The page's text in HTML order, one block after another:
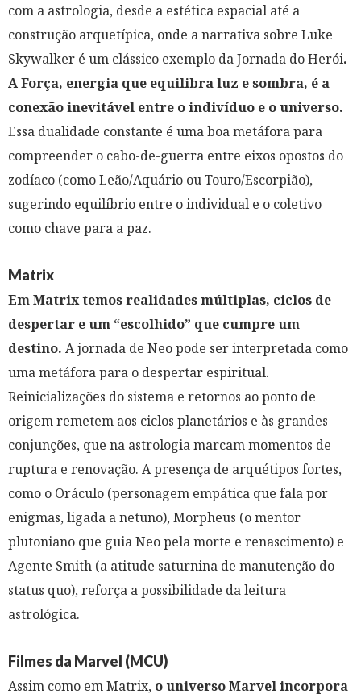
com a astrologia, desde a estética espacial até a
construção arquetípica, onde a narrativa sobre Luke
Skywalker é um clássico exemplo da Jornada do Herói.
A Força, energia que equilibra luz e sombra, é a
conexão inevitável entre o indivíduo e o universo.
Essa dualidade constante é uma boa metáfora para
compreender o cabo-de-guerra entre eixos opostos do
zodíaco (como Leão/Aquário ou Touro/Escorpião),
sugerindo equilíbrio entre o individual e o coletivo
como chave para a paz.
Matrix
Em Matrix temos realidades múltiplas, ciclos de
despertar e um “escolhido” que cumpre um
destino. A jornada de Neo pode ser interpretada como
uma metáfora para o despertar espiritual.
Reinicializações do sistema e retornos ao ponto de
origem remetem aos ciclos planetários e às grandes
conjunções, que na astrologia marcam momentos de
ruptura e renovação. A presença de arquétipos fortes,
como o Oráculo (personagem empática que fala por
enigmas, ligada a netuno), Morpheus (o mentor
plutoniano que guia Neo pela morte e renascimento) e
Agente Smith (a atitude saturnina de manutenção do
status quo), reforça a possibilidade da leitura
astrológica.
Filmes da Marvel (MCU)
Assim como em Matrix, o universo Marvel incorpora